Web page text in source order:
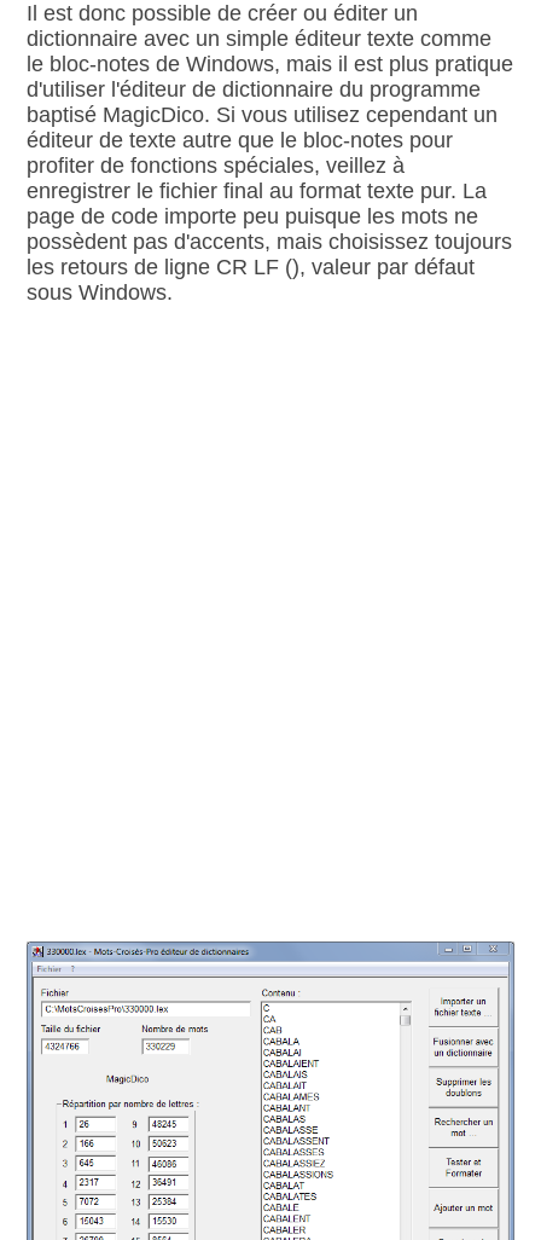
Il est donc possible de créer ou éditer un
dictionnaire avec un simple éditeur texte comme
le bloc‑notes de Windows, mais il est plus pratique
d'utiliser l'éditeur de dictionnaire du programme
baptisé MagicDico. Si vous utilisez cependant un
éditeur de texte autre que le bloc‑notes pour
profiter de fonctions spéciales, veillez à
enregistrer le fichier final au format texte pur. La
page de code importe peu puisque les mots ne
possèdent pas d'accents, mais choisissez toujours
les retours de ligne CR LF (), valeur par défaut
sous Windows.